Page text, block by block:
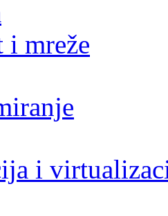
i mreže
i